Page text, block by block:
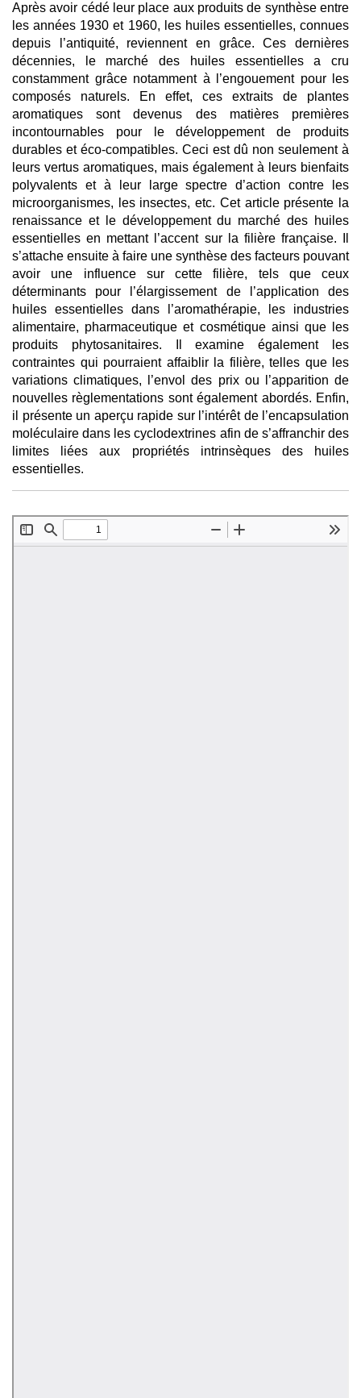
Après avoir cédé leur place aux produits de synthèse entre
les années 1930 et 1960, les huiles essentielles, connues
depuis l’antiquité, reviennent en grâce. Ces dernières
décennies, le marché des huiles essentielles a cru
constamment grâce notamment à l’engouement pour les
composés naturels. En effet, ces extraits de plantes
aromatiques sont devenus des matières premières
incontournables pour le développement de produits
durables et éco-compatibles. Ceci est dû non seulement à
leurs vertus aromatiques, mais également à leurs bienfaits
polyvalents et à leur large spectre d’action contre les
microorganismes, les insectes, etc. Cet article présente la
renaissance et le développement du marché des huiles
essentielles en mettant l’accent sur la filière française. Il
s’attache ensuite à faire une synthèse des facteurs pouvant
avoir une influence sur cette filière, tels que ceux
déterminants pour l’élargissement de l’application des
huiles essentielles dans l’aromathérapie, les industries
alimentaire, pharmaceutique et cosmétique ainsi que les
produits phytosanitaires. Il examine également les
contraintes qui pourraient affaiblir la filière, telles que les
variations climatiques, l’envol des prix ou l’apparition de
nouvelles règlementations sont également abordés. Enfin,
il présente un aperçu rapide sur l’intérêt de l’encapsulation
moléculaire dans les cyclodextrines afin de s’affranchir des
limites liées aux propriétés intrinsèques des huiles
essentielles.